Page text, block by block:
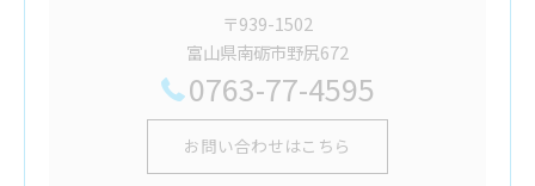
〒939-1502
富山県南砺市野尻672
0763-77-4595
お問い合わせはこちら